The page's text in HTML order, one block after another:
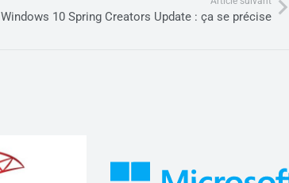
Windows 10 Spring Creators Update : ça se précise